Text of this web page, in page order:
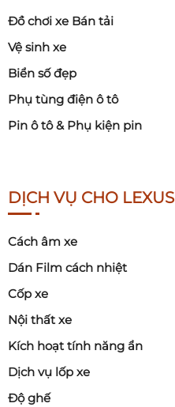
Đồ chơi xe Bán tải
Vệ sinh xe
Biển số đẹp
Phụ tùng điện ô tô
Pin ô tô & Phụ kiện pin
DỊCH VỤ CHO LEXUS
Cách âm xe
Dán Film cách nhiệt
Cốp xe
Nội thất xe
Kích hoạt tính năng ẩn
Dịch vụ lốp xe
Độ ghế